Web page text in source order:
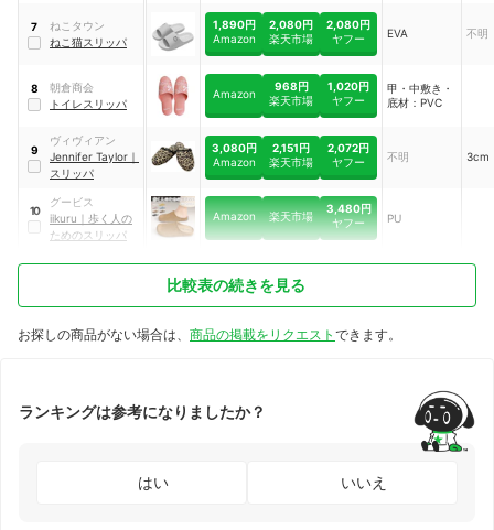
7
ねこタウン
ねこ猫スリッパ
1,890円
Amazon
2,080円
楽天市場
2,080円
ヤフー
EVA 不明
8
朝倉商会
トイレスリッパ
Amazon
968円
楽天市場
1,020円
ヤフー
甲・中敷き・
底材：PVC
9
ヴィヴィアン
Jennifer Taylor ｜
スリッパ
3,080円
Amazon
2,151円
楽天市場
2,072円
ヤフー
不明 3cm
10
グービス
iikuru ｜ 歩く人の
ためのスリッパ
Amazon 楽天市場
3,480円
ヤフー
PU
比較表の続きを見る
お探しの商品がない場合は、 商品の掲載をリクエスト できます。
ランキングは参考になりましたか？
はい いいえ